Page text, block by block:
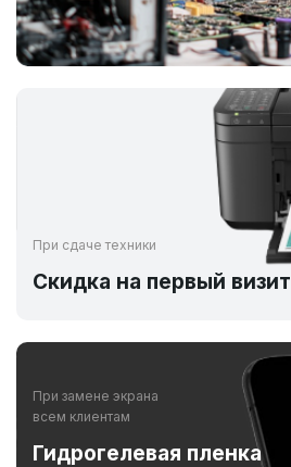
При сдаче техники
Скидка на первый визит
При замене экрана
всем клиентам
Гидрогелевая пленка